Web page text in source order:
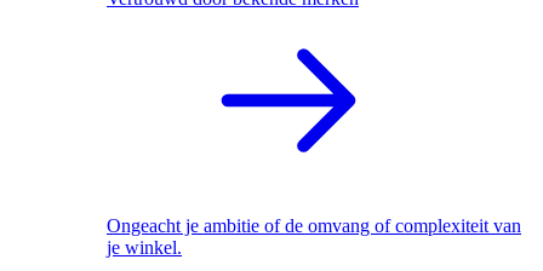
Ongeacht je ambitie of de omvang of complexiteit van
je winkel.